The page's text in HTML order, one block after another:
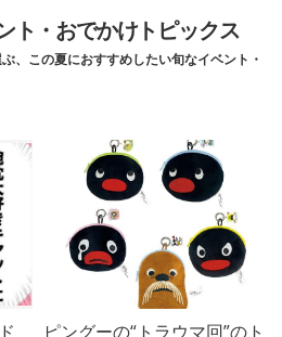
ト・おでかけトピックス
、この夏におすすめしたい旬なイベント・
ピングーの“トラウマ回”のト